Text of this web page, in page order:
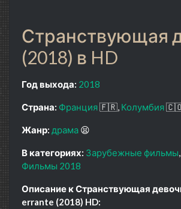
Странствующая
(2018) в HD
Год выхода: 2018
Страна: Франция🇫🇷 Колумбия
Жанр: драма 😫
В категориях: Зарубежные фильмы
Фильмы 2018
Описание к Странствующая
errante (2018) HD: